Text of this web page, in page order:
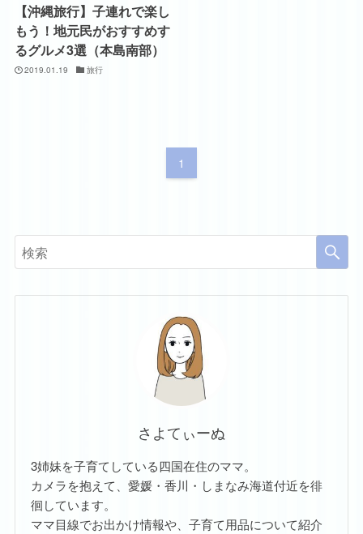
【沖縄旅行】子連れで楽し
もう！地元民がおすすめす
るグルメ3選（本島南部）
2019.01.19 旅行
1
さよてぃーぬ
3姉妹を子育てしている四国在住のママ。
カメラを抱えて、愛媛・香川・しまなみ海道付近を徘
徊しています。
ママ目線でお出かけ情報や、子育て用品について紹介